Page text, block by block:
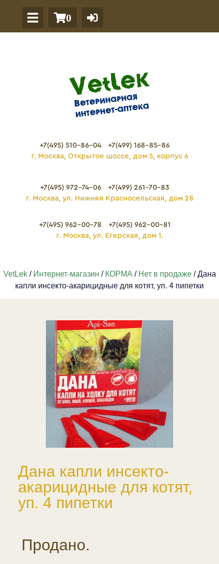
0
+7(495) 510-86-04
+7(499) 168-85-86
г. Москва, Открытое шоссе, дом 5, корпус 6
+7(495) 972-74-06
+7(499) 261-70-83
г. Москва, ул. Нижняя Красносельская, дом 28
+7(495) 962-00-78
+7(495) 962-00-81
г. Москва, ул. Егерская, дом 1.
VetLek/ Интернет-магазин / КОРМА / Нет в продаже/ Дана
капли инсекто-акарицидные для котят, уп. 4 пипетки
Дана капли инсекто-
акарицидные для котят,
уп. 4 пипетки
Продано.